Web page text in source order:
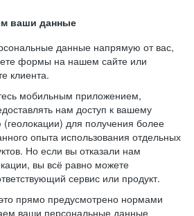
ваши данные
данные напрямую от вас,
формы на нашем сайте или
клиента.
мобильным приложением,
нам доступ к вашему
для получения более
опыта использования отдельных
Но если вы отказали нам
вы всё равно можете
сервис или продукт.
прямо предусмотрено нормами
ваши персональные данные